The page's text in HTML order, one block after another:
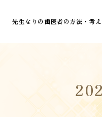
先生なりの歯医者の方法・考